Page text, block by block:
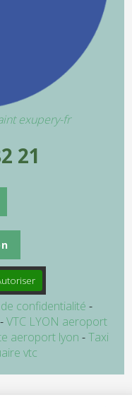
exupery-fr
21
confidentialité
VTC LYON aeroport
aeroport lyon
Taxi
vtc